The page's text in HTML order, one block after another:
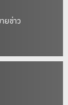
ยข่าว